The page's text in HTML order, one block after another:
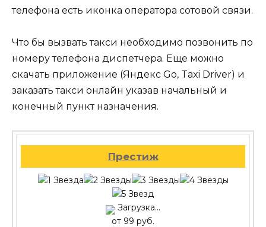
телефона есть иконка оператора сотовой связи.
Что бы вызвать такси необходимо позвонить по
номеру телефона диспетчера. Еще можно
скачать приложение (Яндекс Go, Taxi Driver) и
заказать такси онлайн указав начальный и
конечный пункт назначения.
Престиж
Загрузка...
от 99 руб.